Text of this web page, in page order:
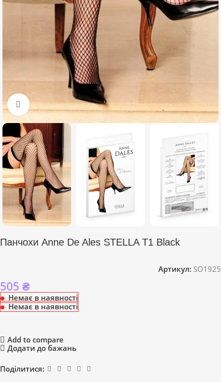
Click to enlarge
Панчохи Anne De Ales STELLA T1 Black
Артикул: SO1925
505 ₴
Немає в наявності
Немає в наявності
Add to compare
Додати до бажань
Поділитися: